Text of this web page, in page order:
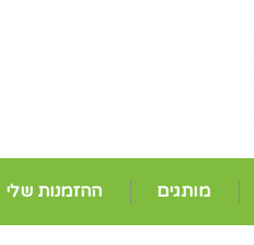
מותגים ההזמנות שלי